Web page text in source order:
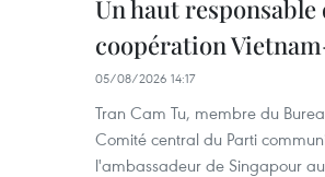
Un haut
coopération
05/08/2026 14:17
Tran Cam Tu, membre du
Comité central du Parti
l'ambassadeur de Singapour